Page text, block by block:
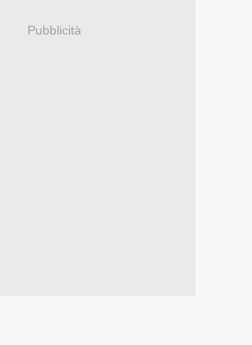
Pubblicità